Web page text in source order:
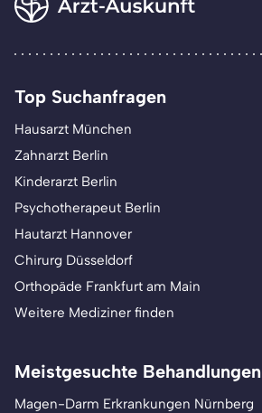
Top Suchanfragen
Hausarzt München
Zahnarzt Berlin
Kinderarzt Berlin
Psychotherapeut Berlin
Hautarzt Hannover
Chirurg Düsseldorf
Orthopäde Frankfurt am Main
Weitere Mediziner finden
Meistgesuchte Behandlungen
Magen-Darm Erkrankungen Nürnberg